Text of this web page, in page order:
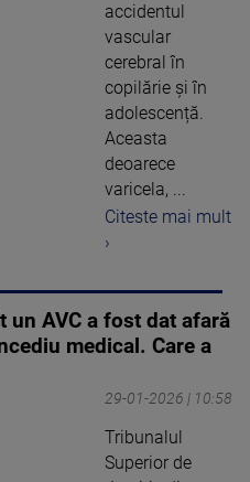
accidentul
vascular
cerebral în
copilărie și în
adolescență.
Aceasta
deoarece
varicela, ...
Citeste mai mult
›
un AVC a fost dat afară
medical. Care a
29-01-2026 | 10:58
Tribunalul
Superior de